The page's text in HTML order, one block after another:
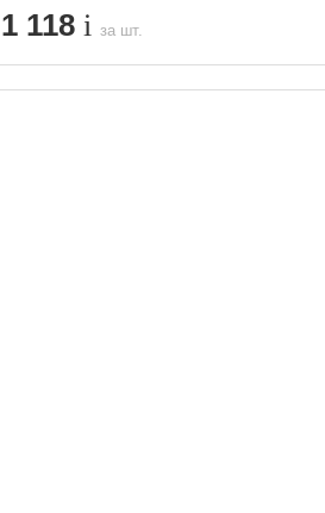
1 118 за шт.